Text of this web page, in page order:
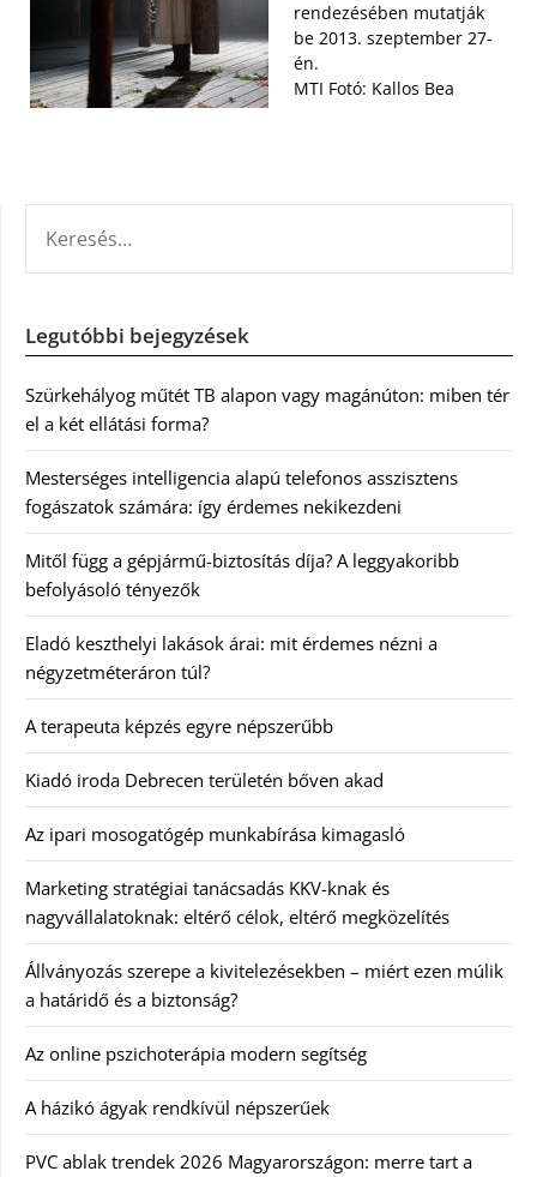
rendezésében mutatják
be 2013. szeptember 27-
én.
MTI Fotó: Kallos Bea
Legutóbbi bejegyzések
Szürkehályog műtét TB alapon vagy magánúton: miben tér
el a két ellátási forma?
Mesterséges intelligencia alapú telefonos asszisztens
fogászatok számára: így érdemes nekikezdeni
Mitől függ a gépjármű-biztosítás díja? A leggyakoribb
befolyásoló tényezők
Eladó keszthelyi lakások árai: mit érdemes nézni a
négyzetméteráron túl?
A terapeuta képzés egyre népszerűbb
Kiadó iroda Debrecen területén bőven akad
Az ipari mosogatógép munkabírása kimagasló
Marketing stratégiai tanácsadás KKV-knak és
nagyvállalatoknak: eltérő célok, eltérő megközelítés
Állványozás szerepe a kivitelezésekben – miért ezen múlik
a határidő és a biztonság?
Az online pszichoterápia modern segítség
A házikó ágyak rendkívül népszerűek
PVC ablak trendek 2026 Magyarországon: merre tart a